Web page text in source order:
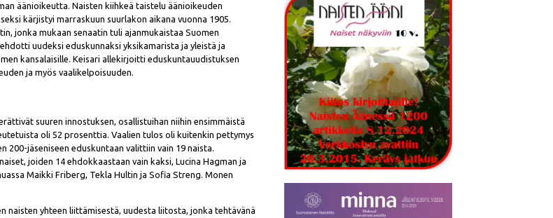
äänioikeutta. Naisten kiihkeä taistelu äänioikeuden
kärjistyi marraskuun suurlakon aikana vuonna 1905.
jonka mukaan senaatin tuli ajanmukaistaa Suomen
uudeksi eduskunnaksi yksikamarista ja yleistä ja
kansalaisille. Keisari allekirjoitti eduskuntauudistuksen
ja myös vaalikelpoisuuden.
suuren innostuksen, osallistuihan niihin ensimmäistä
oli 52 prosenttia. Vaalien tulos oli kuitenkin pettymys
200-jäseniseen eduskuntaan valittiin vain 19 naista.
joiden 14 ehdokkaastaan vain kaksi, Lucina Hagman ja
Maikki Friberg, Tekla Hultin ja Sofia Streng. Monen
naisten yhteen liittämisestä, uudesta liitosta, jonka tehtävänä